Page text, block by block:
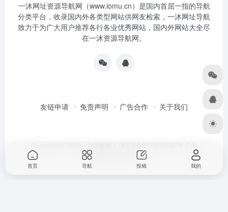
一沐网址资源导航网（www.iomu.cn）是国内首屈一指的导航
分类平台，收录国内外各类型网站供网友检索，一沐网址导航
致力于为广大用户推荐各行各业优秀网站，国内外网站大全尽
在一沐资源导航网。
友链申请 免责声明 广告合作 关于我们
OneNav 强力驱动
首页 导航 投稿 我的